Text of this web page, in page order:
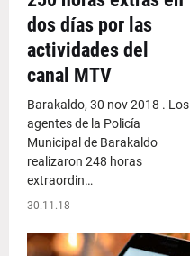
dos días por las
actividades del
canal MTV
Barakaldo, 30 nov 2018 . Los
agentes de la Policía
Municipal de Barakaldo
realizaron 248 horas
extraordin…
30.11.18